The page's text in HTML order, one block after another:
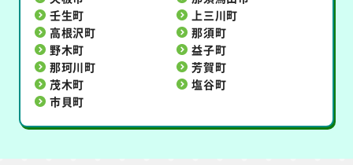
壬生町
上三川町
高根沢町
那須町
野木町
益子町
那珂川町
芳賀町
茂木町
塩谷町
市貝町